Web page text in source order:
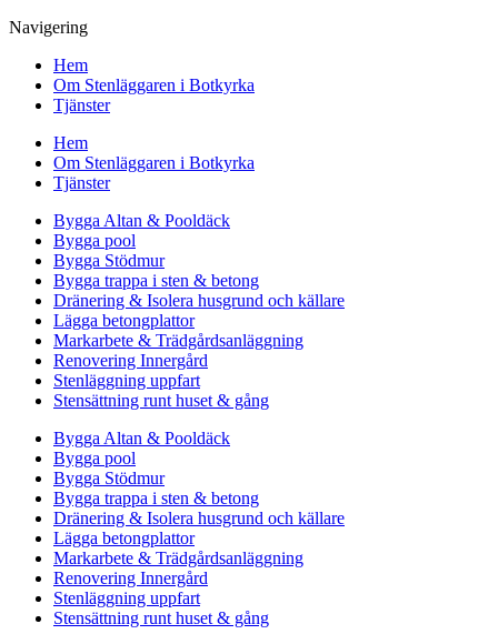
Navigering
Hem
Om Stenläggaren i Botkyrka
Tjänster
Hem
Om Stenläggaren i Botkyrka
Tjänster
Bygga Altan & Pooldäck
Bygga pool
Bygga Stödmur
Bygga trappa i sten & betong
Dränering & Isolera husgrund och källare
Lägga betongplattor
Markarbete & Trädgårdsanläggning
Renovering Innergård
Stenläggning uppfart
Stensättning runt huset & gång
Bygga Altan & Pooldäck
Bygga pool
Bygga Stödmur
Bygga trappa i sten & betong
Dränering & Isolera husgrund och källare
Lägga betongplattor
Markarbete & Trädgårdsanläggning
Renovering Innergård
Stenläggning uppfart
Stensättning runt huset & gång